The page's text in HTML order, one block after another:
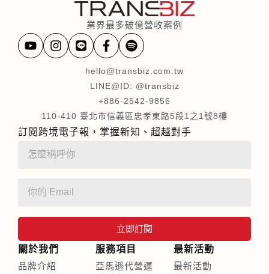
業界最多破億營收案例
hello@transbiz.com.tw
LINE@ID: @transbiz
+886-2542-9856
110-410 臺北市信義區忠孝東路5段1之1號8樓
關於我們
品牌介紹
服務項目
亞馬遜代營運
最新活動
最新活動
訂閱跨境電子報，掌握新知、超越對手
立即訂閱